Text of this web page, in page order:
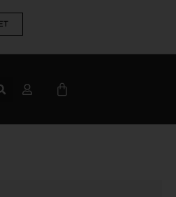
CART